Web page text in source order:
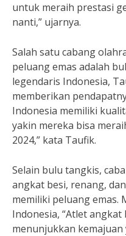
untuk meraih prestasi
nanti,” ujarnya.
Salah satu cabang
peluang emas adalah
legendaris Indonesia,
memberikan
Indonesia memiliki
yakin mereka bisa
2024,” kata Taufik.
Selain bulu tangkis,
angkat besi, renang,
memiliki peluang emas.
Indonesia, “Atlet
menunjukkan